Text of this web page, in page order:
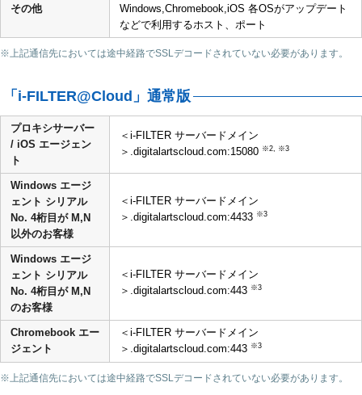
その他
Windows,Chromebook,iOS 各OSがアップデート
などで利用するホスト、ポート
※上記通信先においては途中経路でSSLデコードされていない必要があります。
「i-FILTER@Cloud」通常版
プロキシサーバー
/ iOS エージェン
ト
＜i-FILTER サーバードメイン
＞.digitalartscloud.com:15080 ※2, ※3
Windows エージ
ェント シリアル
No. 4桁目が M,N
以外のお客様
＜i-FILTER サーバードメイン
＞.digitalartscloud.com:4433 ※3
Windows エージ
ェント シリアル
No. 4桁目が M,N
のお客様
＜i-FILTER サーバードメイン
＞.digitalartscloud.com:443 ※3
Chromebook エー
ジェント
＜i-FILTER サーバードメイン
＞.digitalartscloud.com:443 ※3
※上記通信先においては途中経路でSSLデコードされていない必要があります。